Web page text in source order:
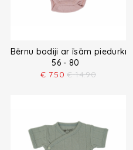
Bērnu bodiji ar īsām
56 - 80
€ 7.50 € 14.90